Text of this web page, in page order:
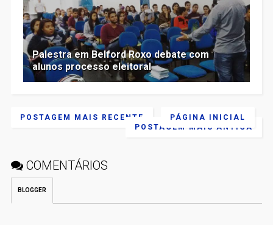
Palestra em Belford Roxo debate com
alunos processo eleitoral
POSTAGEM MAIS RECENTE
POSTAGEM MAIS ANTIGA
PÁGINA INICIAL
COMENTÁRIOS
BLOGGER